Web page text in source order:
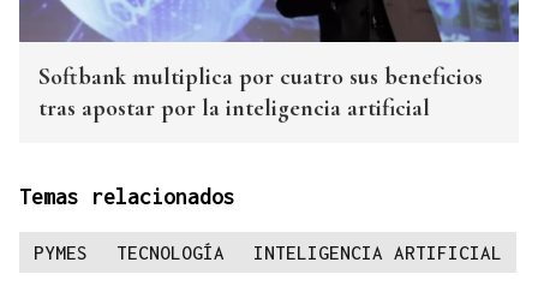
Softbank multiplica por cuatro sus beneficios
tras apostar por la inteligencia artificial
Temas relacionados
PYMES TECNOLOGÍA INTELIGENCIA ARTIFICIAL